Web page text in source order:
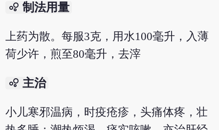
bubble_chart 制法用量
上药为散。每服3克，用水100毫升，入薄
荷少许，煎至80毫升，去滓
bubble_chart 主治
小儿寒邪温病，时疫疮疹，头痛体疼，壮